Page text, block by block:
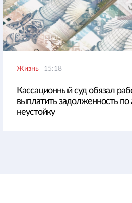
Жизнь 15:18
Кассационный суд обязал
выплатить задолженность
неустойку